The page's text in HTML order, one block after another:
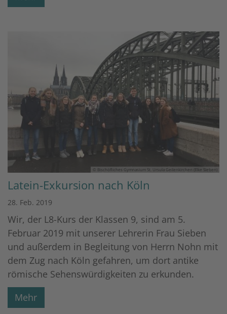
© Bischöfliches Gymnasium St. Ursula Geilenkirchen (Elke Sieben)
Latein-Exkursion nach Köln
28. Feb. 2019
Wir, der L8-Kurs der Klassen 9, sind am 5.
Februar 2019 mit unserer Lehrerin Frau Sieben
und außerdem in Begleitung von Herrn Nohn mit
dem Zug nach Köln gefahren, um dort antike
römische Sehenswürdigkeiten zu erkunden.
Mehr